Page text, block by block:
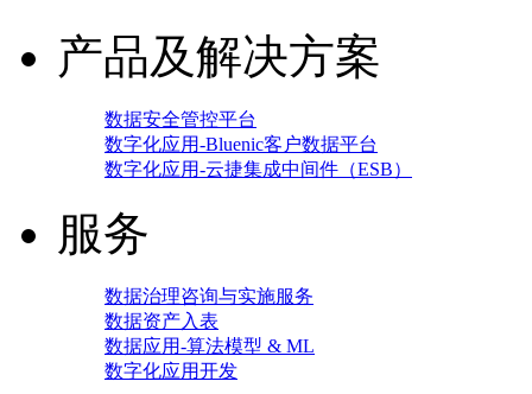
产品及解决方案
数据安全管控平台
数字化应用-Bluenic客户数据平台
数字化应用-云捷集成中间件（ESB）
服务
数据治理咨询与实施服务
数据资产入表
数据应用-算法模型 & ML
数字化应用开发